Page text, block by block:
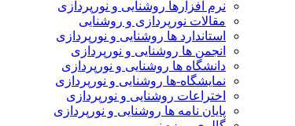
نرم افزارها روشنایی و نورپردازی
مقالات نورپردازی و روشنایی
استاندارد ها روشنایی و نورپردازی
انجمن ها روشنایی و نورپردازی
دانشگاه ها روشنایی و نورپردازی
نمایشگاه-ها روشنایی و نورپردازی
اختراعات روشنایی و نورپردازی
پایان نامه ها روشنایی و نورپردازی